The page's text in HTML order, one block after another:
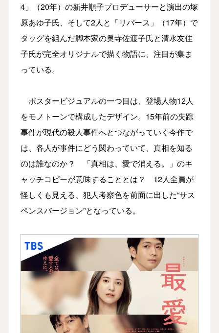
4」（20年）の新井順子プロデューサーと演出の塚
原あゆ子氏、そして2人と「リバース」（17年）で
タッグを組んだ脚本家の奥寺佐渡子氏と清水友佳
子氏が完全オリジナルで描く物語に、注目が集ま
っている。
ポスタービジュアルの一つ目は、登場人物12人
をモノトーンで構成したデザイン。15年前の失踪
事件が現代の殺人事件へとつながっていく今作で
は、各人が事件にどう関わっていて、真相を知る
のは誰なのか？ 「真相は、愛で消える。」のキ
ャッチコピーが意味することとは？ 12人全員が
怪しくも見える、犯人考察色を前面に出した“サス
ペンスバージョン”となっている。